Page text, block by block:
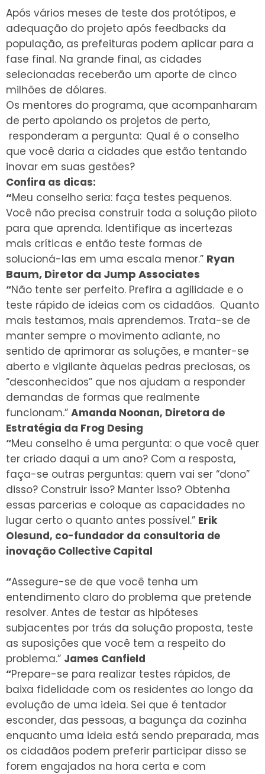
Após vários meses de teste dos protótipos, e
adequação do projeto após feedbacks da
população, as prefeituras podem aplicar para a
fase final. Na grande final, as cidades
selecionadas receberão um aporte de cinco
milhões de dólares.
Os mentores do programa, que acompanharam
de perto apoiando os projetos de perto,
responderam a pergunta: Qual é o conselho
que você daria a cidades que estão tentando
inovar em suas gestões?
Confira as dicas:
“Meu conselho seria: faça testes pequenos.
Você não precisa construir toda a solução piloto
para que aprenda. Identifique as incertezas
mais críticas e então teste formas de
solucioná-las em uma escala menor.” Ryan
Baum, Diretor da Jump Associates
“Não tente ser perfeito. Prefira a agilidade e o
teste rápido de ideias com os cidadãos. Quanto
mais testamos, mais aprendemos. Trata-se de
manter sempre o movimento adiante, no
sentido de aprimorar as soluções, e manter-se
aberto e vigilante àquelas pedras preciosas, os
“desconhecidos” que nos ajudam a responder
demandas de formas que realmente
funcionam.” Amanda Noonan, Diretora de
Estratégia da Frog Desing
“Meu conselho é uma pergunta: o que você quer
ter criado daqui a um ano? Com a resposta,
faça-se outras perguntas: quem vai ser “dono”
disso? Construir isso? Manter isso? Obtenha
essas parcerias e coloque as capacidades no
lugar certo o quanto antes possível.” Erik
Olesund, co-fundador da consultoria de
inovação Collective Capital
“Assegure-se de que você tenha um
entendimento claro do problema que pretende
resolver. Antes de testar as hipóteses
subjacentes por trás da solução proposta, teste
as suposições que você tem a respeito do
problema.” James Canfield
“Prepare-se para realizar testes rápidos, de
baixa fidelidade com os residentes ao longo da
evolução de uma ideia. Sei que é tentador
esconder, das pessoas, a bagunça da cozinha
enquanto uma ideia está sendo preparada, mas
os cidadãos podem preferir participar disso se
forem engajados na hora certa e com